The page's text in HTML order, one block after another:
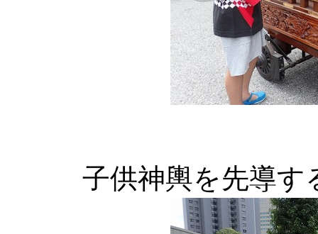
子供神輿を先導す